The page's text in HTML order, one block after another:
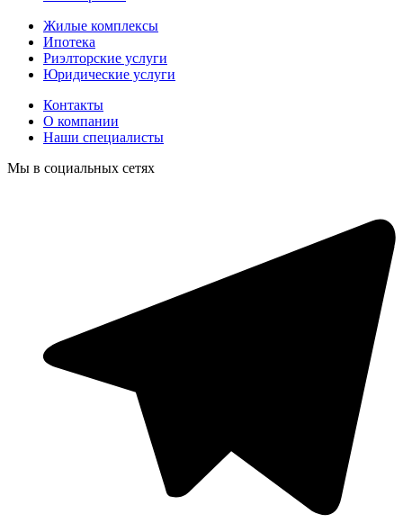
Жилые комплексы
Ипотека
Риэлторские услуги
Юридические услуги
Контакты
О компании
Наши специалисты
Мы в социальных сетях